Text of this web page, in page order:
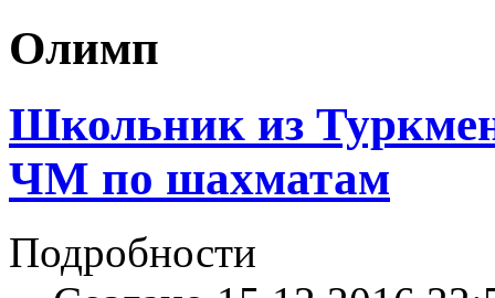
Олимп
Школьник из
ЧМ по шахматам
Подробности